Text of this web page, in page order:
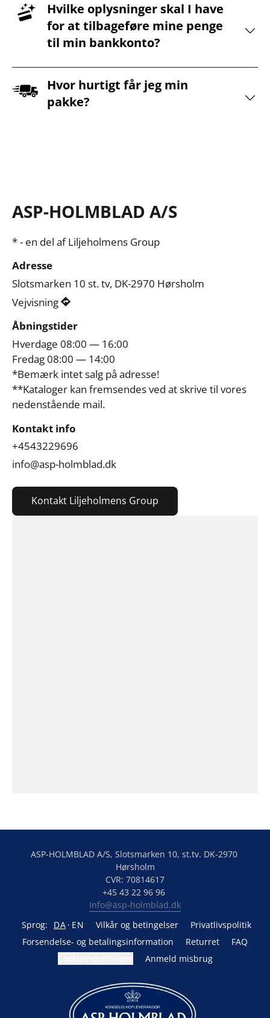
Hvilke oplysninger skal I have
for at tilbageføre mine penge
til min bankkonto?
Hvor hurtigt får jeg min
pakke?
ASP-HOLMBLAD A/S
* - en del af Liljeholmens Group
Adresse
Slotsmarken 10 st. tv, DK-2970 Hørsholm
Vejvisning
Åbningstider
Hverdage 08:00 — 16:00
Fredag 08:00 — 14:00
*Bemærk intet salg på adresse!
**Kataloger kan fremsendes ved at skrive til vores
nedenstående mail.
Kontakt info
+4543229696
info@asp-holmblad.dk
Kontakt Liljeholmens Group
ASP-HOLMBLAD A/S, Slotsmarken 10, st.tv. DK-2970
Hørsholm
CVR: 70814617
Info@asp-holmblad.dk
Sprog:
DA EN Vilkår og betingelser
Privatlivspolitik
Forsendelse- og betalingsinformation
Returret
FAQ
Anmeld misbrug